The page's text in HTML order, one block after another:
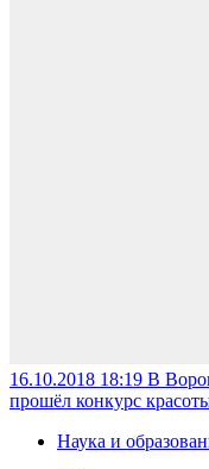
16.10.2018 18:19 В
прошёл конкурс
Наука и